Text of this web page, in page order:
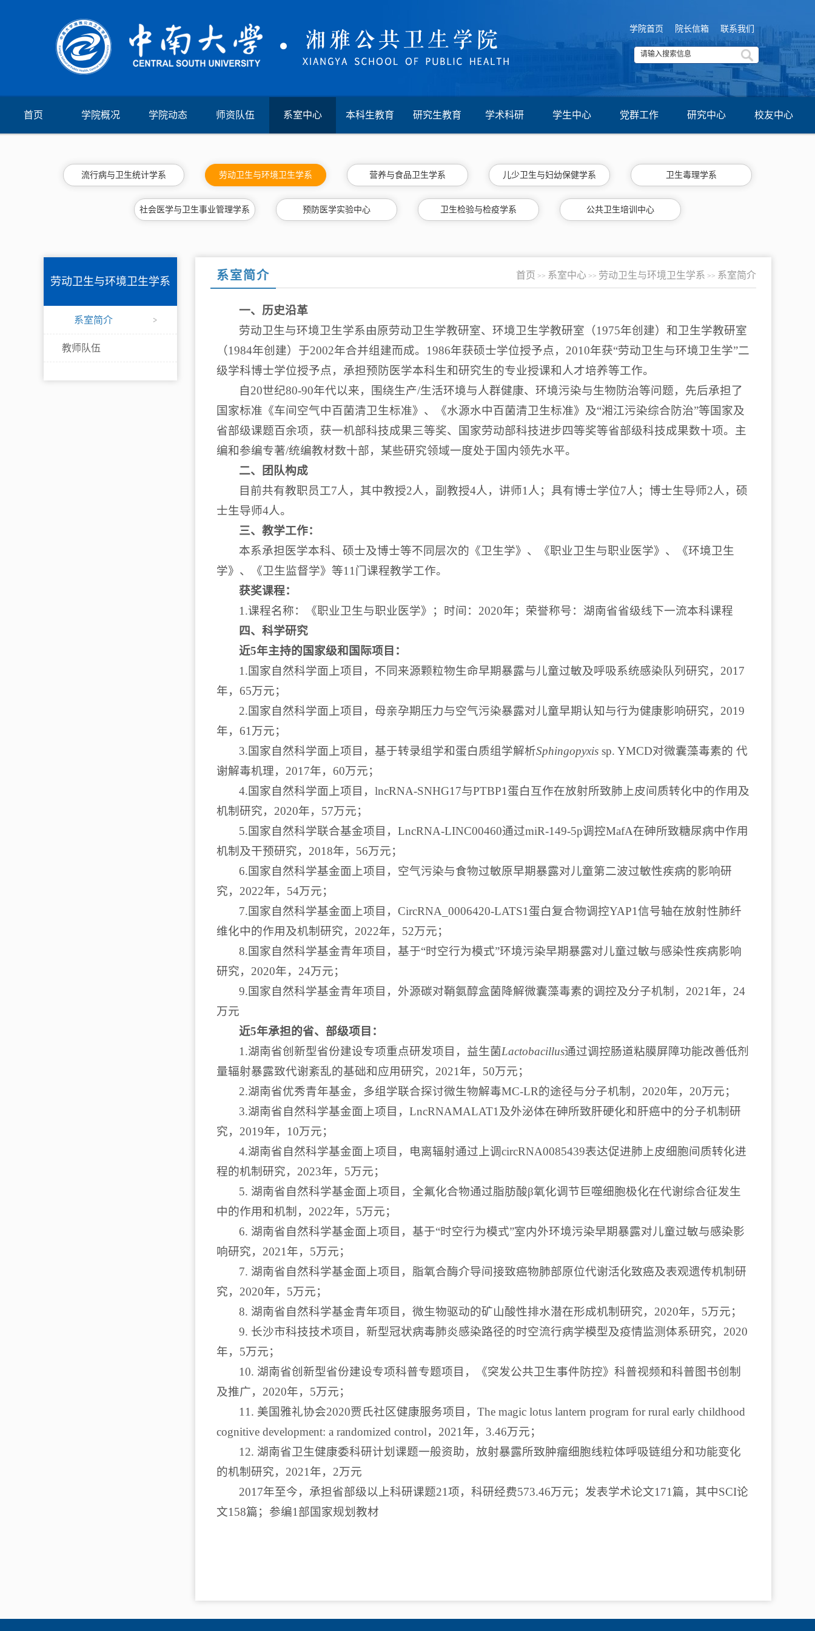
学院首页 院长信箱 联系我们
首页 学院概况 学院动态 师资队伍 系室中心 本科生教育 研究生教育 学术科研 学生中心 党群工作 研究中心 校友中心
流行病与卫生统计学系 劳动卫生与环境卫生学系 营养与食品卫生学系 儿少卫生与妇幼保健学系 卫生毒理学系
社会医学与卫生事业管理学系 预防医学实验中心 卫生检验与检疫学系 公共卫生培训中心
劳动卫生与环境卫生学系
系室简介
教师队伍
系室简介 首页 >> 系室中心 >> 劳动卫生与环境卫生学系 >> 系室简介
一、历史沿革
劳动卫生与环境卫生学系由原劳动卫生学教研室、环境卫生学教研室（1975年创建）和卫生学教研室
（1984年创建）于2002年合并组建而成。1986年获硕士学位授予点，2010年获“劳动卫生与环境卫生学”二
级学科博士学位授予点，承担预防医学本科生和研究生的专业授课和人才培养等工作。
自20世纪80-90年代以来，围绕生产/生活环境与人群健康、环境污染与生物防治等问题，先后承担了
国家标准《车间空气中百菌清卫生标准》、《水源水中百菌清卫生标准》及“湘江污染综合防治”等国家及
省部级课题百余项，获一机部科技成果三等奖、国家劳动部科技进步四等奖等省部级科技成果数十项。主
编和参编专著/统编教材数十部，某些研究领域一度处于国内领先水平。
二、团队构成
目前共有教职员工7人，其中教授2人，副教授4人，讲师1人；具有博士学位7人；博士生导师2人，硕
士生导师4人。
三、教学工作：
本系承担医学本科、硕士及博士等不同层次的《卫生学》、《职业卫生与职业医学》、《环境卫生
学》、《卫生监督学》等11门课程教学工作。
获奖课程：
1.课程名称：《职业卫生与职业医学》；时间：2020年；荣誉称号：湖南省省级线下一流本科课程
四、科学研究
近5年主持的国家级和国际项目 ：
1.国家自然科学面上项目，不同来源颗粒物生命早期暴露与儿童过敏及呼吸系统感染队列研究，2017
年，65万元；
2.国家自然科学面上项目，母亲孕期压力与空气污染暴露对儿童早期认知与行为健康影响研究，2019
年，61万元；
3.国家自然科学面上项目，基于转录组学和蛋白质组学解析Sphingopyxis sp. YMCD对微囊藻毒素的 代
谢解毒机理，2017年，60万元；
4.国家自然科学面上项目，lncRNA-SNHG17与PTBP1蛋白互作在放射所致肺上皮间质转化中的作用及
机制研究，2020年，57万元；
5.国家自然科学联合基金项目，LncRNA-LINC00460通过miR-149-5p调控MafA在砷所致糖尿病中作用
机制及干预研究，2018年，56万元；
6.国家自然科学基金面上项目，空气污染与食物过敏原早期暴露对儿童第二波过敏性疾病的影响研
究，2022年，54万元；
7.国家自然科学基金面上项目，CircRNA_0006420-LATS1蛋白复合物调控YAP1信号轴在放射性肺纤
维化中的作用及机制研究，2022年，52万元；
8.国家自然科学基金青年项目，基于“时空行为模式”环境污染早期暴露对儿童过敏与感染性疾病影响
研究，2020年，24万元；
9.国家自然科学基金青年项目，外源碳对鞘氨醇盒菌降解微囊藻毒素的调控及分子机制，2021年，24
万元
近5年承担的省、部级项目：
1.湖南省创新型省份建设专项重点研发项目，益生菌Lactobacillus通过调控肠道粘膜屏障功能改善低剂
量辐射暴露致代谢紊乱的基础和应用研究，2021年，50万元；
2.湖南省优秀青年基金，多组学联合探讨微生物解毒MC-LR的途径与分子机制，2020年，20万元；
3.湖南省自然科学基金面上项目，LncRNAMALAT1及外泌体在砷所致肝硬化和肝癌中的分子机制研
究，2019年，10万元；
4.湖南省自然科学基金面上项目，电离辐射通过上调circRNA0085439表达促进肺上皮细胞间质转化进
程的机制研究，2023年，5万元；
5. 湖南省自然科学基金面上项目，全氟化合物通过脂肪酸β氧化调节巨噬细胞极化在代谢综合征发生
中的作用和机制，2022年，5万元；
6. 湖南省自然科学基金面上项目，基于“时空行为模式”室内外环境污染早期暴露对儿童过敏与感染影
响研究，2021年，5万元；
7. 湖南省自然科学基金面上项目，脂氧合酶介导间接致癌物肺部原位代谢活化致癌及表观遗传机制研
究，2020年，5万元；
8. 湖南省自然科学基金青年项目，微生物驱动的矿山酸性排水潜在形成机制研究，2020年，5万元；
9. 长沙市科技技术项目，新型冠状病毒肺炎感染路径的时空流行病学模型及疫情监测体系研究，2020
年，5万元；
10. 湖南省创新型省份建设专项科普专题项目，《突发公共卫生事件防控》科普视频和科普图书创制
及推广，2020年，5万元；
11. 美国雅礼协会2020贾氏社区健康服务项目，The magic lotus lantern program for rural early childhood
cognitive development: a randomized control，2021年，3.46万元；
12. 湖南省卫生健康委科研计划课题一般资助，放射暴露所致肿瘤细胞线粒体呼吸链组分和功能变化
的机制研究，2021年，2万元
2017年至今，承担省部级以上科研课题21项，科研经费573.46万元；发表学术论文171篇，其中SCI论
文158篇；参编1部国家规划教材